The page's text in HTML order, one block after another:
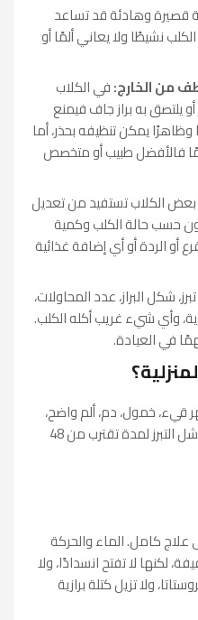
قصيرة وهادئة قد تساعد
نشيطًا ولا يعاني ألمًا أو
من الخارج:في الكلاب
يلتصق به براز جاف فيمنع
يمكن تنظيفه بحذر، أما
فالأفضل طبيب أو متخصص
بعض الكلاب تستفيد من تعديل
حسب حالة الكلب وكمية
أو الردة أو أي إضافة غذائية
شكل البراز، عدد المحاولات،
وأي شيء غريب أكله الكلب.
في العيادة.
قيء، خمول، دم، ألم واضح،
انتفاخ، رفض الطعام والماء، أو فشل التبرز لمدة تقترب من 48
كامل. الماء والحركة
لكنها لا تفتح انسدادًا، ولا
ولا تزيل كتلة برازية